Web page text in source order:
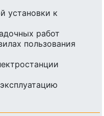
установки к
работ
пользования